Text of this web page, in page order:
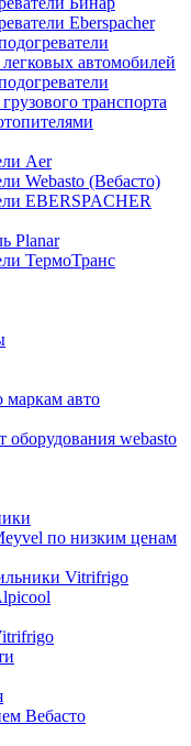
Eberspacher
легковых автомобилей
транспорта
Аer
Webasto (Вебасто)
EBERSPACHER
Planar
ТермоТранс
маркам авто
оборудования webasto
по низким ценам
Vitrifrigo
Вебасто